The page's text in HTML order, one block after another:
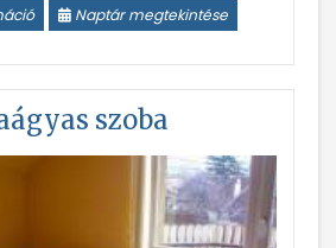
Naptár megtekintése
szoba